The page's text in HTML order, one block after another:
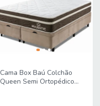
Cama Box Baú Colchão
Queen Semi Ortopédico